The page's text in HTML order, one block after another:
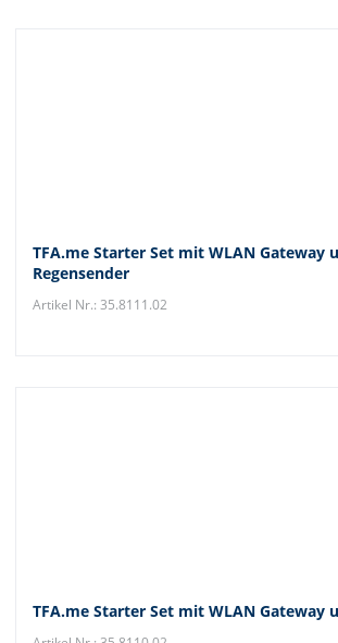
TFA.me Starter Set mit WLAN Gateway
Regensender
Artikel Nr.: 35.8111.02
TFA.me Starter Set mit WLAN Gateway